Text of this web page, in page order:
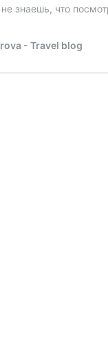
знаешь, что
- Travel blog